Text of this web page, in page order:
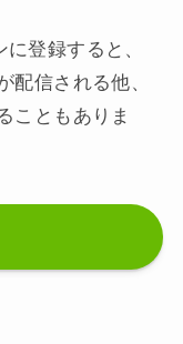
登録すると、
配信される他、
こともありま